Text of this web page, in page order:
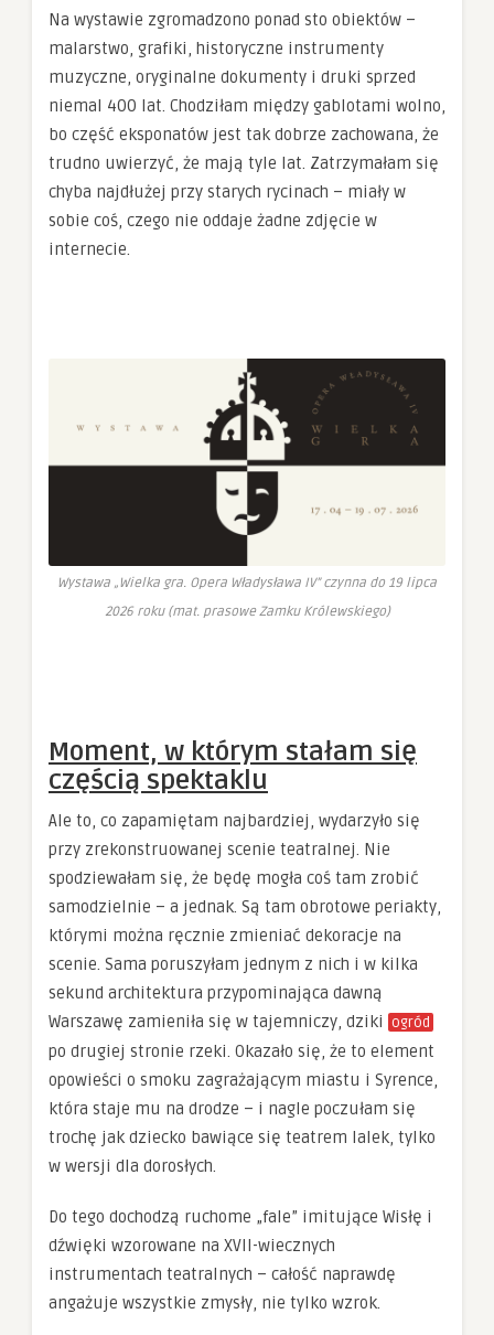
Na wystawie zgromadzono ponad sto obiektów –
malarstwo, grafiki, historyczne instrumenty
muzyczne, oryginalne dokumenty i druki sprzed
niemal 400 lat. Chodziłam między gablotami wolno,
bo część eksponatów jest tak dobrze zachowana, że
trudno uwierzyć, że mają tyle lat. Zatrzymałam się
chyba najdłużej przy starych rycinach – miały w
sobie coś, czego nie oddaje żadne zdjęcie w
internecie.
Wystawa „Wielka gra. Opera Władysława IV” czynna do 19 lipca
2026 roku (mat. prasowe Zamku Królewskiego)
Moment, w którym stałam się
częścią spektaklu
Ale to, co zapamiętam najbardziej, wydarzyło się
przy zrekonstruowanej scenie teatralnej. Nie
spodziewałam się, że będę mogła coś tam zrobić
samodzielnie – a jednak. Są tam obrotowe periakty,
którymi można ręcznie zmieniać dekoracje na
scenie. Sama poruszyłam jednym z nich i w kilka
sekund architektura przypominająca dawną
Warszawę zamieniła się w tajemniczy, dziki
ogród
po drugiej stronie rzeki. Okazało się, że to element
opowieści o smoku zagrażającym miastu i Syrence,
która staje mu na drodze – i nagle poczułam się
trochę jak dziecko bawiące się teatrem lalek, tylko
w wersji dla dorosłych.
Do tego dochodzą ruchome „fale” imitujące Wisłę i
dźwięki wzorowane na XVII-wiecznych
instrumentach teatralnych – całość naprawdę
angażuje wszystkie zmysły, nie tylko wzrok.